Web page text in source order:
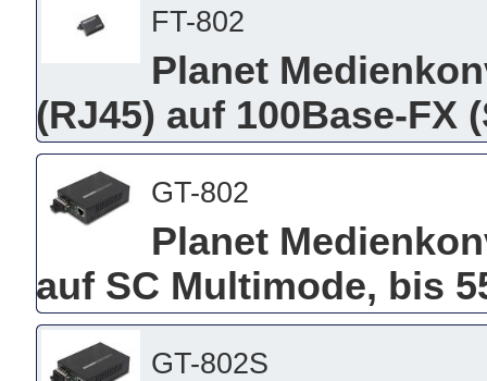
FT-802
Planet
(RJ45) auf 100Base-FX
GT-802
Planet
auf SC Multimode, bis
GT-802S